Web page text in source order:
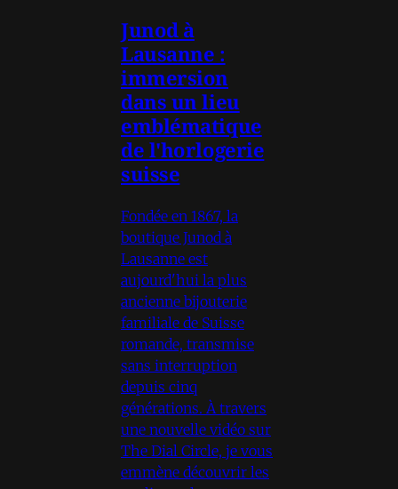
Junod à
Lausanne :
immersion
dans un lieu
emblématique
de l'horlogerie
suisse
Fondée en 1867, la
boutique Junod à
Lausanne est
aujourd'hui la plus
ancienne bijouterie
familiale de Suisse
romande, transmise
sans interruption
depuis cinq
générations. À travers
une nouvelle vidéo sur
The Dial Circle, je vous
emmène découvrir les